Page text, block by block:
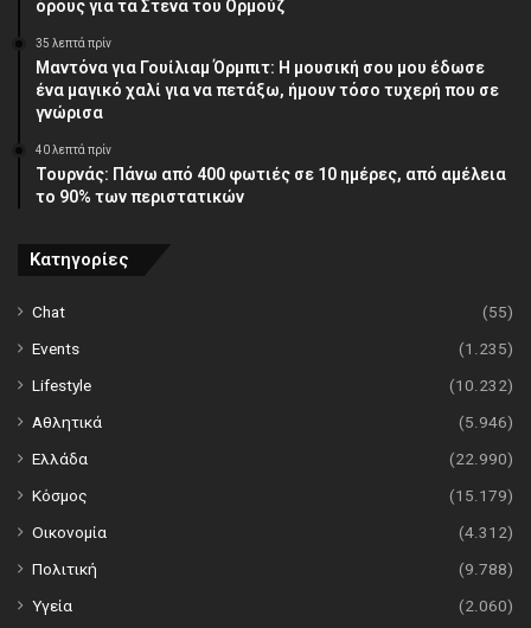
όρους για τα Στενά του Ορμούζ
35 λεπτά πρίν
Μαντόνα για Γουίλιαμ Όρμπιτ: Η μουσική σου μου έδωσε
ένα μαγικό χαλί για να πετάξω, ήμουν τόσο τυχερή που σε
γνώρισα
40 λεπτά πρίν
Τουρνάς: Πάνω από 400 φωτιές σε 10 ημέρες, από αμέλεια
το 90% των περιστατικών
Κατηγορίες
Chat
(55)
Events
(1.235)
Lifestyle
(10.232)
Αθλητικά
(5.946)
Ελλάδα
(22.990)
Κόσμος
(15.179)
Οικονομία
(4.312)
Πολιτική
(9.788)
Υγεία
(2.060)